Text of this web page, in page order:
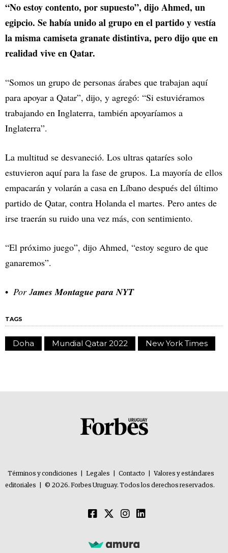
“No estoy contento, por supuesto”, dijo Ahmed, un
egipcio. Se había unido al grupo en el partido y vestía
la misma camiseta granate distintiva, pero dijo que en
realidad vive en Qatar.
“Somos un grupo de personas árabes que trabajan aquí
para apoyar a Qatar”, dijo, y agregó: “Si estuviéramos
trabajando en Inglaterra, también apoyaríamos a
Inglaterra”.
La multitud se desvaneció. Los ultras qataríes solo
estuvieron aquí para la fase de grupos. La mayoría de ellos
empacarán y volarán a casa en Líbano después del último
partido de Qatar, contra Holanda el martes. Pero antes de
irse traerán su ruido una vez más, con sentimiento.
“El próximo juego”, dijo Ahmed, “estoy seguro de que
ganaremos”.
Por James Montague para NYT
TAGS
Doha Mundial Qatar 2022 New York Times
Términos y condiciones Legales Contacto
Valores y estándares
editoriales
© 2026. Forbes Uruguay. Todos los derechos reservados.